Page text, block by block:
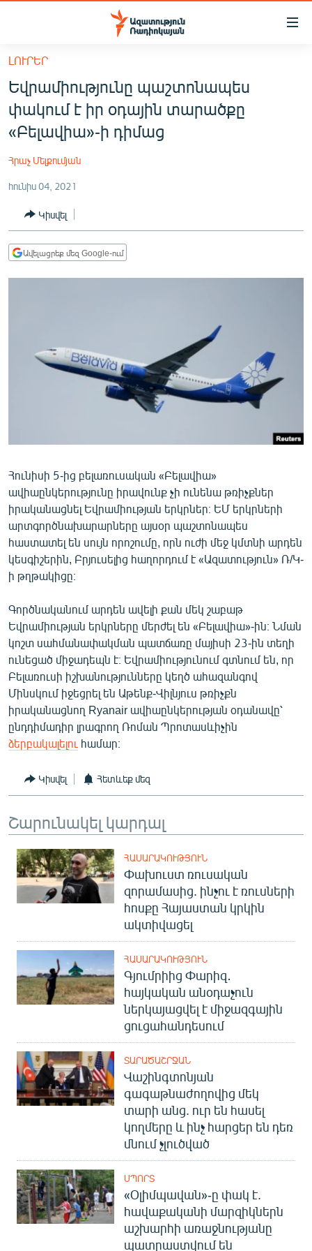
Մատչելիության
հիմնական
բովանդակությանը
Անցնել
հիմնական
մենյուին
ՀԱՅԱՍՏԱՆ
ՔԱՂԱՔԱԿԱՆ
ՏՆՏԵՍՈՒԹՅՈՒՆ
ՂԱՐԱԲԱՂ
ՄՇԱԿՈՒՅԹ
ՄԵԿՆԱԲԱՆՈՒԹՅՈՒՆ
ԱՐԽԻՎ
ՏԵՍԱՆՅՈՒԹԵՐ
ԲԱՆԱՎԵՃ
ՁԳՏԵԼՈՎ ԼԱՎԱԳՈՒՅՆԻՆ
ՓՈԴՔԱՍԹ
Հայերեն
English
Русский
ՀԵՏԵՎԵՔ ՄԵԶ
«Ազատության» բոլոր կայքերը
ԼՈՒՐԵՐ
Եվրամիությունը պաշտոնապես
փակում է իր օդային տարածքը
«Բելավիա»-ի դիմաց
Հրաչ Մելքումյան
հունիս 04, 2021
Կիսվել
Ավելացրեք մեզ Google-ում
Հունիսի 5-ից բելառուսական «Բելավիա»
ավիաընկերությունը իրավունք չի ունենա թռիչքներ
իրականացնել Եվրամիության երկրներ։ ԵՄ երկրների
արտգործնախարարները այսօր պաշտոնապես
հաստատել են սույն որոշումը, որն ուժի մեջ կմտնի արդեն
կեսգիշերին, Բրյուսելից հաղորդում է «Ազատություն» Ռ/Կ-
ի թղթակիցը։
Գործնականում արդեն ավելի քան մեկ շաբաթ
Եվրամիության երկրները մերժել են «Բելավիա»-ին։ Նման
կոշտ սահմանափակման պատճառը մայիսի 23-ին տեղի
ունեցած միջադեպն է։ Եվրամիությունում գտնում են, որ
Բելառուսի իշխանությունները կեղծ ահազանգով
Մինսկում իջեցրել են Աթենք-Վիլնյուս թռիչքն
իրականացնող Ryanair ավիաընկերության օդանավը՝
ընդդիմադիր լրագրող Ռոման Պրոտասևիչին
ձերբակալելու համար։
Կիսվել Հետևեք մեզ
Շարունակել կարդալ
ՀԱՍԱՐԱԿՈՒԹՅՈՒՆ
Փախուստ ռուսական
զորամասից. ինչու է ռուսների
հոսքը Հայաստան կրկին
ակտիվացել
ՀԱՍԱՐԱԿՈՒԹՅՈՒՆ
Գյումրիից Փարիզ․
հայկական անօդաչուն
ներկայացվել է միջազգային
ցուցահանդեսում
ՏԱՐԱԾԱՇՐՋԱՆ
Վաշինգտոնյան
գագաթնաժողովից մեկ
տարի անց. ուր են հասել
կողմերը և ինչ հարցեր են դեռ
մնում չլուծված
ՍՊՈՐՏ
«Օլիմպավան»-ը փակ է.
հավաքականի մարզիկներն
աշխարհի առաջնությանը
պատրաստվում են